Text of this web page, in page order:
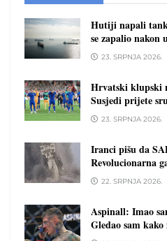
Hutiji napali
se zapalio
23. SRPNJA 2026.
Hrvatski klupski
Susjedi prijete
23. SRPNJA 2026.
Iranci pišu da
Revolucionarna
22. SRPNJA 2026.
Aspinall: Imao
Gledao sam